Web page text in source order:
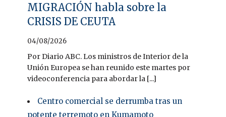
MIGRACIÓN habla sobre la
CRISIS DE CEUTA
04/08/2026
Por Diario ABC. Los ministros de Interior de la
Unión Europea se han reunido este martes por
videoconferencia para abordar la [...]
Centro comercial se derrumba tras un
potente terremoto en Kumamoto